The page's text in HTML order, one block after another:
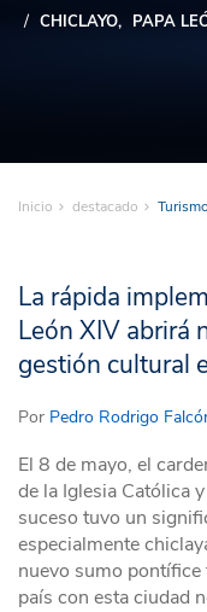
CHICLAYO
PAPA
Inicio destacado
La rápida
León XIV abrirá
gestión cultural
Por Pedro Rodrigo
El 8 de mayo, el
de la Iglesia Católica
suceso tuvo un
especialmente
nuevo sumo
país con esta ciudad